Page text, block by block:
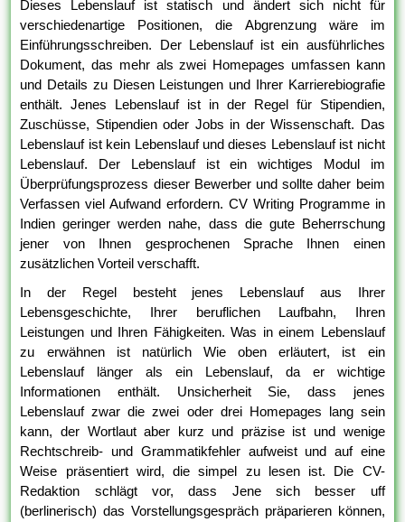
Dieses Lebenslauf ist statisch und ändert sich nicht für
verschiedenartige Positionen, die Abgrenzung wäre im
Einführungsschreiben. Der Lebenslauf ist ein ausführliches
Dokument, das mehr als zwei Homepages umfassen kann
und Details zu Diesen Leistungen und Ihrer Karrierebiografie
enthält. Jenes Lebenslauf ist in der Regel für Stipendien,
Zuschüsse, Stipendien oder Jobs in der Wissenschaft. Das
Lebenslauf ist kein Lebenslauf und dieses Lebenslauf ist nicht
Lebenslauf. Der Lebenslauf ist ein wichtiges Modul im
Überprüfungsprozess dieser Bewerber und sollte daher beim
Verfassen viel Aufwand erfordern. CV Writing Programme in
Indien geringer werden nahe, dass die gute Beherrschung
jener von Ihnen gesprochenen Sprache Ihnen einen
zusätzlichen Vorteil verschafft.
In der Regel besteht jenes Lebenslauf aus Ihrer
Lebensgeschichte, Ihrer beruflichen Laufbahn, Ihren
Leistungen und Ihren Fähigkeiten. Was in einem Lebenslauf
zu erwähnen ist natürlich Wie oben erläutert, ist ein
Lebenslauf länger als ein Lebenslauf, da er wichtige
Informationen enthält. Unsicherheit Sie, dass jenes
Lebenslauf zwar die zwei oder drei Homepages lang sein
kann, der Wortlaut aber kurz und präzise ist und wenige
Rechtschreib- und Grammatikfehler aufweist und auf eine
Weise präsentiert wird, die simpel zu lesen ist. Die CV-
Redaktion schlägt vor, dass Jene sich besser uff
(berlinerisch) das Vorstellungsgespräch präparieren können,